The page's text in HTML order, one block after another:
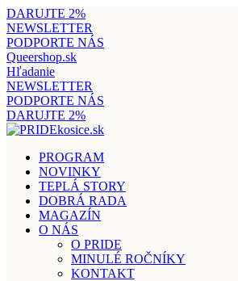
DARUJTE 2%
NEWSLETTER
PODPORTE NÁS
Queershop.sk
Hľadanie
NEWSLETTER
PODPORTE NÁS
DARUJTE 2%
PROGRAM
NOVINKY
TEPLÁ STORY
DOBRÁ RADA
MAGAZÍN
O NÁS
O PRIDE
MINULÉ ROČNÍKY
KONTAKT